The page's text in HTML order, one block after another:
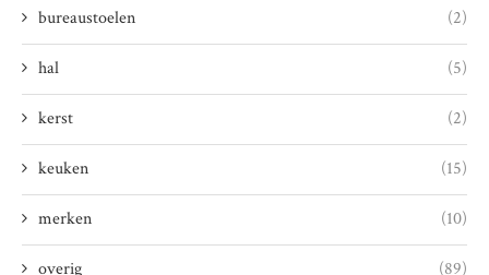
bureaustoelen (2)
hal (5)
kerst (2)
keuken (15)
merken (10)
overig (89)